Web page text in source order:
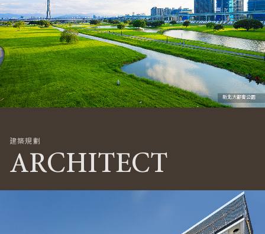
新北大都會公園
建築規劃
ARCHITECT